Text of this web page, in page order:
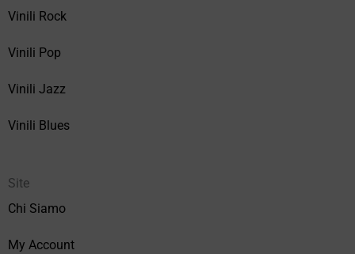
Vinili Rock
Vinili Pop
Vinili Jazz
Vinili Blues
Site
Chi Siamo
My Account